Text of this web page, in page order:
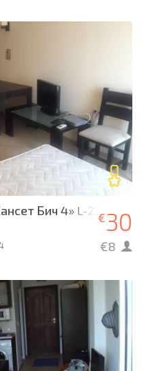
Бич 4» L-23€30
€8